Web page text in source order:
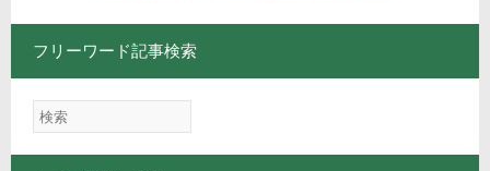
フリーワード記事検索